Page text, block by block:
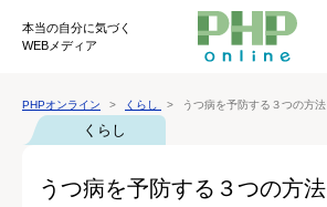
本当の自分に気づく
WEBメディア
PHPオンライン くらし うつ病を予防する３つの方法
くらし
うつ病を予防する３つの方法